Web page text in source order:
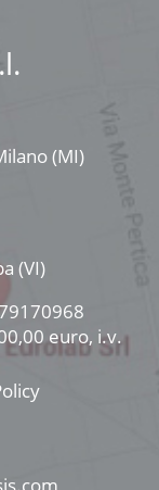
(MI)
(VI)
euro, i.v.